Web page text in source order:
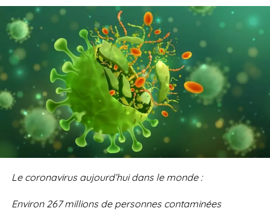
Le coronavirus aujourd’hui dans le monde :
Environ 267millions de personnes contaminées